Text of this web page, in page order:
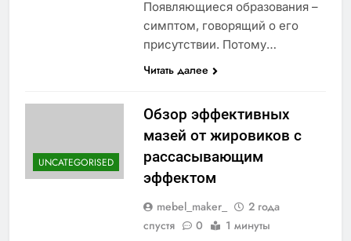
Появляющиеся образования –
симптом, говорящий о его
присутствии. Потому…
Читать далее
UNCATEGORISED
Обзор эффективных
мазей от жировиков с
рассасывающим
эффектом
mebel_maker_
2 года
спустя
0 1 минуты